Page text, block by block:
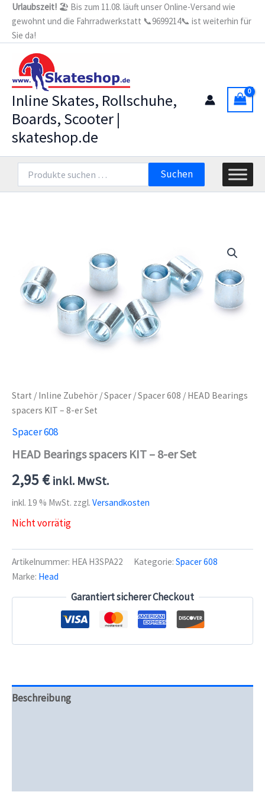
Zum
Inhalt
springen
Urlaubszeit! 🏖️ Bis zum 11.08. läuft unser Online-Versand wie
gewohnt und die Fahrradwerkstatt 📞9699214📞 ist weiterhin für
Sie da!
Inline Skates, Rollschuhe,
Boards, Scooter |
skateshop.de
nach:
Suchen
Start / Inline Zubehör /Spacer /Spacer 608 / HEAD Bearings
spacers KIT – 8-er Set
Spacer 608
HEAD Bearings spacers KIT – 8-er Set
2,95€ inkl. MwSt.
inkl. 19 % MwSt. zzgl. Versandkosten
Nicht vorrätig
Artikelnummer: HEA H3SPA22 Kategorie: Spacer 608
Marke: Head
Garantiert sicherer Checkout
Beschreibung